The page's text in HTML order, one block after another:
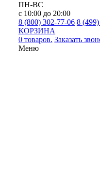
ПН-ВС
с 10:00 до 20:00
8 (800) 302-77-06 8 (499)
КОРЗИНА
0 товаров. Заказать
Меню